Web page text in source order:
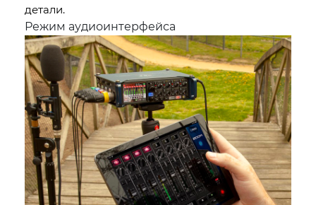
детали.
Режим аудиоинтерфейса